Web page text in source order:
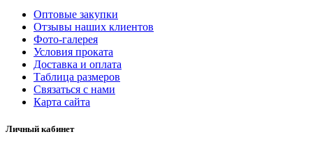
Оптовые закупки
Отзывы наших клиентов
Фото-галерея
Условия проката
Доставка и оплата
Таблица размеров
Связаться с нами
Карта сайта
Личный кабинет